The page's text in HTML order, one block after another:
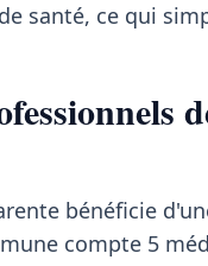
santé, ce qui
bénéficie
compte 5